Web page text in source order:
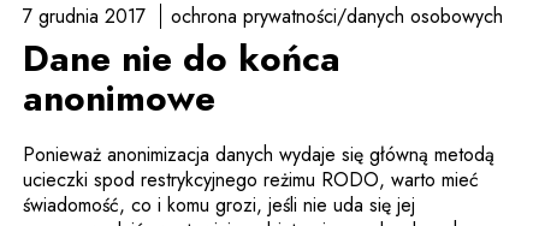
7 grudnia 2017 ochrona prywatności/danych osobowych
Dane nie do końca
anonimowe
Ponieważ anonimizacja danych wydaje się główną metodą
ucieczki spod restrykcyjnego reżimu RODO, warto mieć
świadomość, co i komu grozi, jeśli nie uda się jej